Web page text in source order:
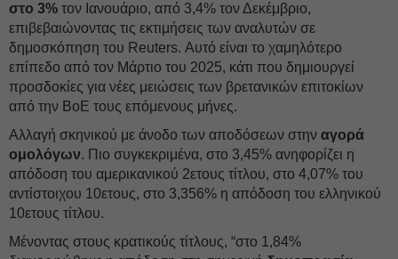
στο 3% τον Ιανουάριο, από 3,4% τον Δεκέμβριο,
επιβεβαιώνοντας τις εκτιμήσεις των αναλυτών σε
δημοσκόπηση του Reuters. Αυτό είναι το χαμηλότερο
επίπεδο από τον Μάρτιο του 2025, κάτι που δημιουργεί
προσδοκίες για νέες μειώσεις των βρετανικών επιτοκίων
από την BoE τους επόμενους μήνες.
Αλλαγή σκηνικού με άνοδο των αποδόσεων στην αγορά
ομολόγων. Πιο συγκεκριμένα, στο 3,45% ανηφορίζει η
απόδοση του αμερικανικού 2ετους τίτλου, στο 4,07% του
αντίστοιχου 10ετους, στο 3,356% η απόδοση του ελληνικού
10ετους τίτλου.
Μένοντας στους κρατικούς τίτλους, “στο 1,84%